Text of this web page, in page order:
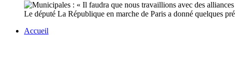
Le député La République en marche de Paris a donné quelques
Accueil